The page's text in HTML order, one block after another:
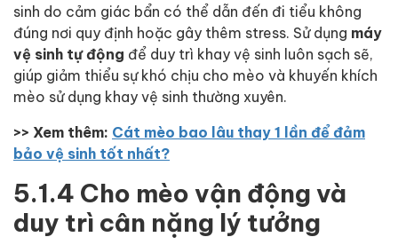
sinh do cảm giác bẩn có thể dẫn đến đi tiểu không
đúng nơi quy định hoặc gây thêm stress. Sử dụng máy
vệ sinh tự động để duy trì khay vệ sinh luôn sạch sẽ,
giúp giảm thiểu sự khó chịu cho mèo và khuyến khích
mèo sử dụng khay vệ sinh thường xuyên.
>> Xem thêm: Cát mèo bao lâu thay 1 lần để đảm
bảo vệ sinh tốt nhất?
5.1.4 Cho mèo vận động và
duy trì cân nặng lý tưởng